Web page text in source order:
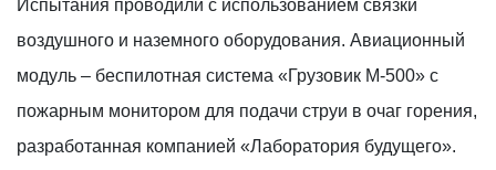
Испытания проводили с использованием связки
воздушного и наземного оборудования. Авиационный
модуль – беспилотная система «Грузовик М-500» с
пожарным монитором для подачи струи в очаг горения,
разработанная компанией «Лаборатория будущего».